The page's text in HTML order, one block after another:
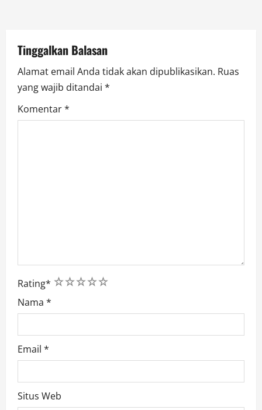
o
n
Tinggalkan Balasan
Alamat email Anda tidak akan dipublikasikan. Ruas
yang wajib ditandai *
Komentar*
Rating* 5
4
3
2
1
Nama *
Email *
Situs Web